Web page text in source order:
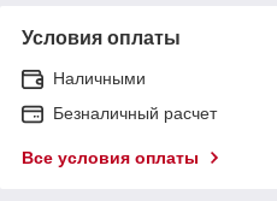
Условия оплаты
Наличными
Безналичный расчет
Все условия оплаты